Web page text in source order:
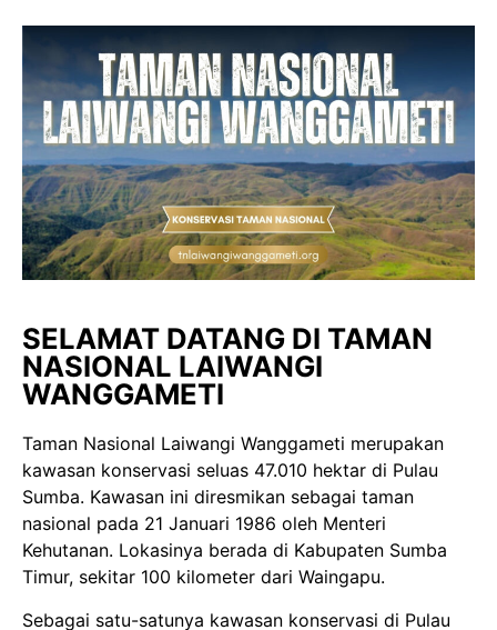
SELAMAT DATANG DI TAMAN
NASIONAL LAIWANGI
WANGGAMETI
Taman Nasional Laiwangi Wanggameti merupakan
kawasan konservasi seluas 47.010 hektar di Pulau
Sumba. Kawasan ini diresmikan sebagai taman
nasional pada 21 Januari 1986 oleh Menteri
Kehutanan. Lokasinya berada di Kabupaten Sumba
Timur, sekitar 100 kilometer dari Waingapu.
Sebagai satu-satunya kawasan konservasi di Pulau